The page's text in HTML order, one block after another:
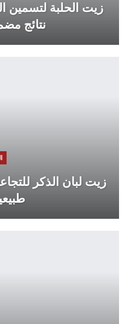
نتائج
زيت لبان الذكر